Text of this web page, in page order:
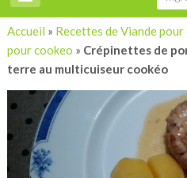
Accueil » Recettes de Viande pour
pour cookeo » Crépinettes de
terre au multicuiseur cookéo